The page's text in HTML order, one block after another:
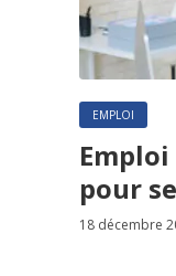
EMPLOI
pour
18 décembre